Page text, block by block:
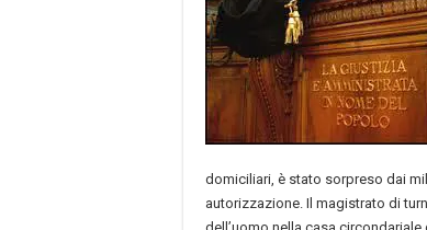
domiciliari, è stato sorpreso dai
autorizzazione. Il magistrato di